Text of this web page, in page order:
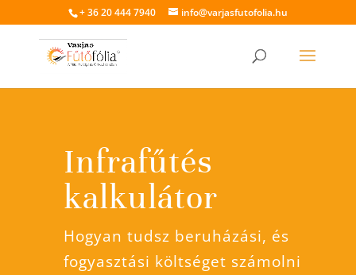
+ 36 20 444 7940 info@varjasfutofolia.hu
Infrafűtés
kalkulátor
Hogyan tudsz beruházási, és
fogyasztási költséget számolni